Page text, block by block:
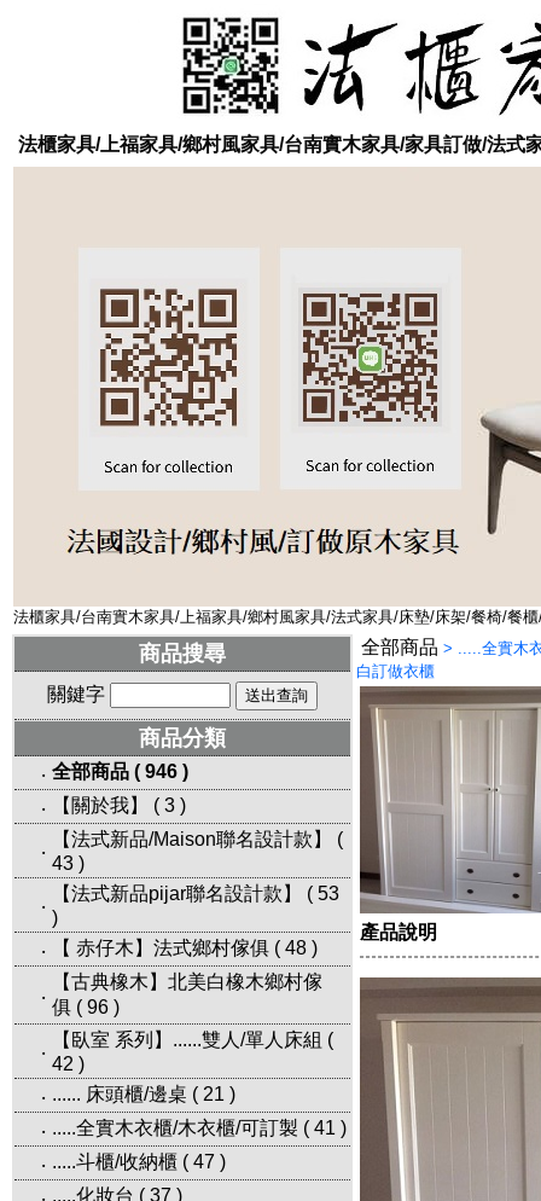
法櫃家具/上福家具/鄉村風家具/台南實木家具/家具訂做/法式
法櫃家具/台南實木家具/上福家具/鄉村風家具/法式家具/床墊/床架/餐椅/餐
商品搜尋
關鍵字
商品分類
‧ 全部商品 ( 946 )
‧
【關於我】 ( 3 )
‧
【法式新品/Maison聯名設計款】
(
43 )
‧
【法式新品pijar聯名設計款】 ( 53
)
‧
【 赤仔木】法式鄉村傢俱 ( 48 )
‧
【古典橡木】北美白橡木鄉村傢
俱 ( 96 )
‧
【臥室 系列】......雙人/單人床組 (
42 )
‧ ...... 床頭櫃/邊桌 ( 21 )
‧ .....全實木衣櫃/木衣櫃/可訂製 ( 41 )
‧ .....斗櫃/收納櫃 ( 47 )
.....化妝台 ( 37 )
全部商品 > .....全實木
白訂做衣櫃
產品說明